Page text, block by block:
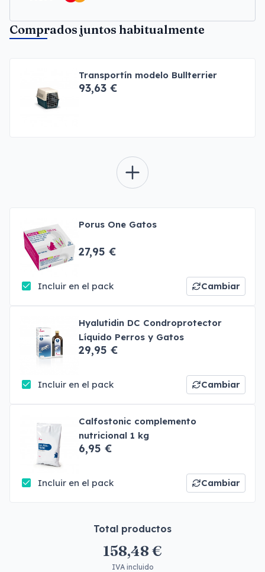
Comprados juntos habitualmente
Transportín modelo Bullterrier
93,63 €
Porus One Gatos
27,95 €
Incluir en el pack Cambiar
Hyalutidin DC Condroprotector
Líquido Perros y Gatos
29,95 €
Incluir en el pack Cambiar
Calfostonic complemento
nutricional 1 kg
6,95 €
Incluir en el pack Cambiar
Total productos
158,48 €
IVA incluido